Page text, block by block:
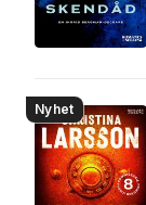
Nyhet